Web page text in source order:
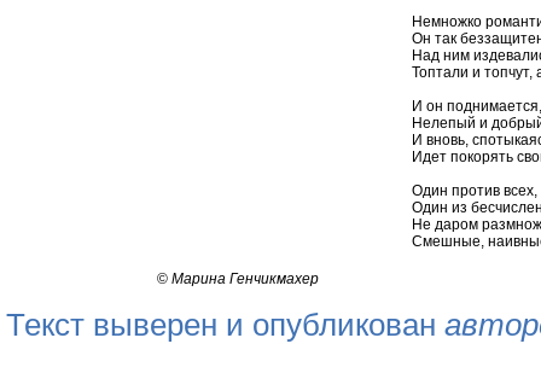
Немножко
Он так
Над ним
Топтали и топчут,
И он
Нелепый и
И вновь,
Идет покорять
Один против
Один из
Не даром
Смешные,
© Марина Генчикмахер
Текст выверен и опубликован